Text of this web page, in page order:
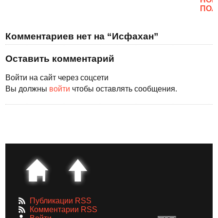
Комментариев нет на “Исфахан”
Оставить комментарий
Войти на сайт через соцсети
Вы должны войти чтобы оставлять сообщения.
Публикации RSS
Комментарии RSS